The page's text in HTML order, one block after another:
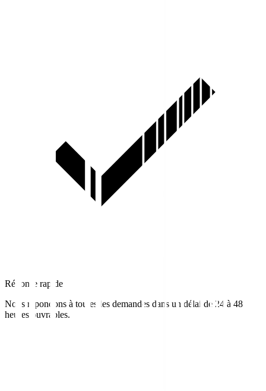
Réponse rapide
Nous répondons à toutes les demandes dans un délai de 24 à 48
heures ouvrables.